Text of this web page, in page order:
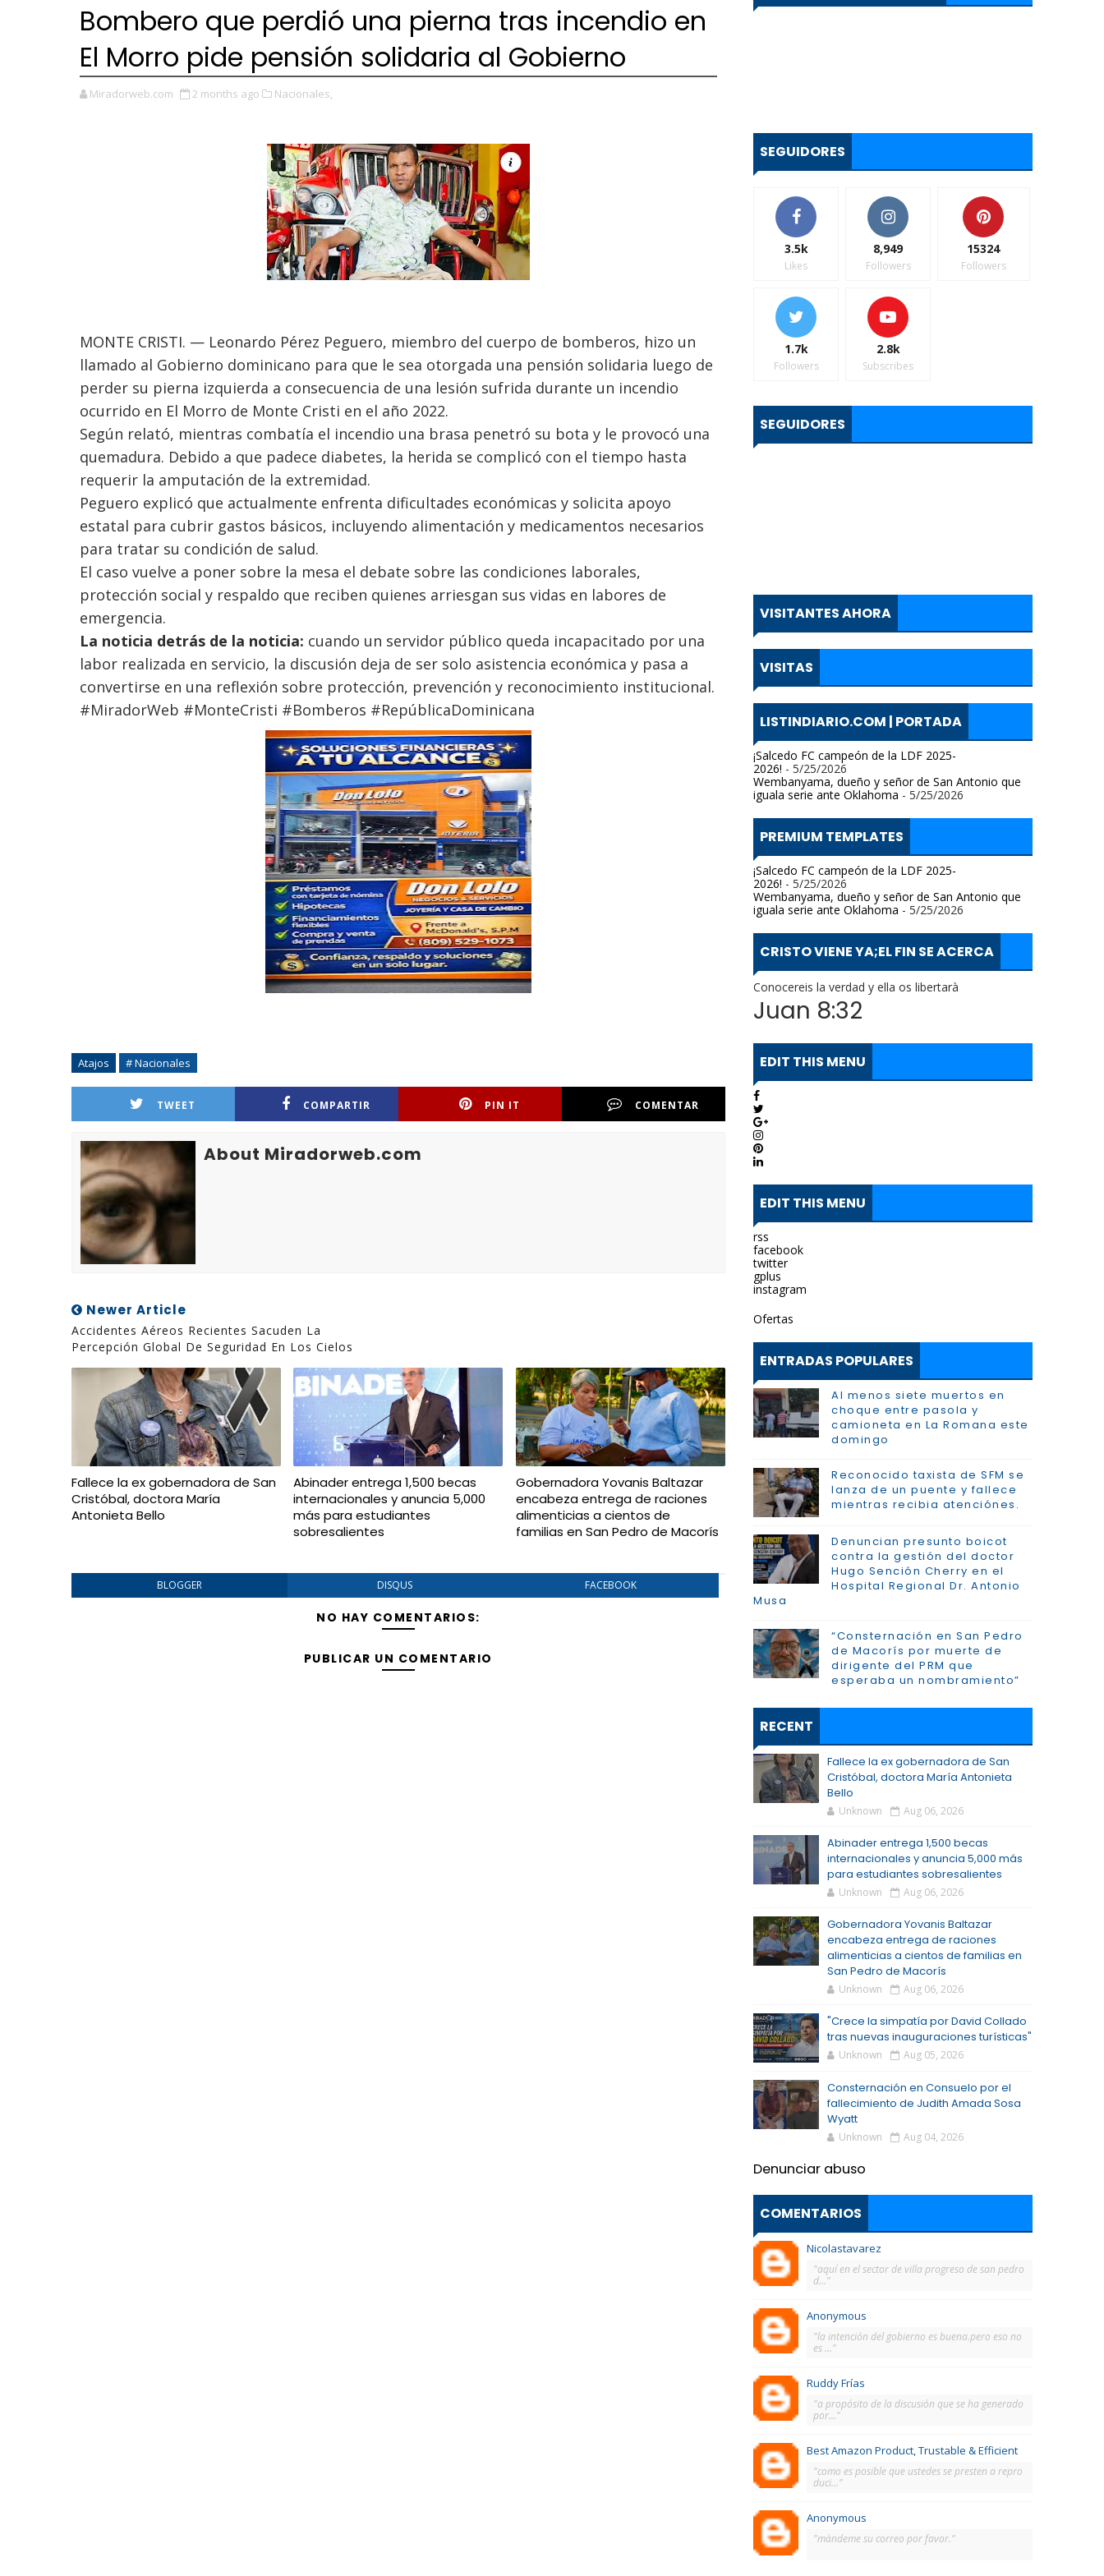
Bombero que perdió una pierna tras incendio en
El Morro pide pensión solidaria al Gobierno
Miradorweb.com 2 months ago Nacionales,
MONTE CRISTI. — Leonardo Pérez Peguero, miembro del cuerpo de bomberos, hizo un
llamado al Gobierno dominicano para que le sea otorgada una pensión solidaria luego de
perder su pierna izquierda a consecuencia de una lesión sufrida durante un incendio
ocurrido en El Morro de Monte Cristi en el año 2022.
Según relató, mientras combatía el incendio una brasa penetró su bota y le provocó una
quemadura. Debido a que padece diabetes, la herida se complicó con el tiempo hasta
requerir la amputación de la extremidad.
Peguero explicó que actualmente enfrenta dificultades económicas y solicita apoyo
estatal para cubrir gastos básicos, incluyendo alimentación y medicamentos necesarios
para tratar su condición de salud.
El caso vuelve a poner sobre la mesa el debate sobre las condiciones laborales,
protección social y respaldo que reciben quienes arriesgan sus vidas en labores de
emergencia.
La noticia detrás de la noticia: cuando un servidor público queda incapacitado por una
labor realizada en servicio, la discusión deja de ser solo asistencia económica y pasa a
convertirse en una reflexión sobre protección, prevención y reconocimiento institucional.
#MiradorWeb #MonteCristi #Bomberos #RepúblicaDominicana
Atajos # Nacionales
TWEET COMPARTIR PIN IT COMENTAR
About Miradorweb.com
Newer Article
Accidentes Aéreos Recientes Sacuden La
Percepción Global De Seguridad En Los Cielos
Fallece la ex gobernadora de San
Cristóbal, doctora María
Antonieta Bello
Abinader entrega 1,500 becas
internacionales y anuncia 5,000
más para estudiantes
sobresalientes
Gobernadora Yovanis Baltazar
encabeza entrega de raciones
alimenticias a cientos de
familias en San Pedro de Macorís
BLOGGER DISQUS FACEBOOK
NO HAY COMENTARIOS:
PUBLICAR UN COMENTARIO
SEGUIDORES
3.5k
Likes
8,949
Followers
15324
Followers
1.7k
Followers
2.8k
Subscribes
SEGUIDORES
VISITANTES AHORA
VISITAS
LISTINDIARIO.COM | PORTADA
¡Salcedo FC campeón de la LDF 2025-
2026! - 5/25/2026
Wembanyama, dueño y señor de San Antonio que
iguala serie ante Oklahoma - 5/25/2026
PREMIUM TEMPLATES
¡Salcedo FC campeón de la LDF 2025-
2026! - 5/25/2026
Wembanyama, dueño y señor de San Antonio que
iguala serie ante Oklahoma - 5/25/2026
CRISTO VIENE YA;EL FIN SE ACERCA
Conocereis la verdad y ella os libertarà
Juan 8:32
EDIT THIS MENU
EDIT THIS MENU
rss
facebook
twitter
gplus
instagram
Ofertas
ENTRADAS POPULARES
Al menos siete muertos en
choque entre pasola y
camioneta en La Romana este
domingo
Reconocido taxista de SFM se
lanza de un puente y fallece
mientras recibia atenciónes.
Denuncian presunto boicot
contra la gestión del doctor
Hugo Sención Cherry en el
Hospital Regional Dr. Antonio
Musa
“Consternación en San Pedro
de Macorís por muerte de
dirigente del PRM que
esperaba un nombramiento”
RECENT
Fallece la ex gobernadora de San
Cristóbal, doctora María Antonieta
Bello
Unknown Aug 06, 2026
Abinader entrega 1,500 becas
internacionales y anuncia 5,000 más
para estudiantes sobresalientes
Unknown Aug 06, 2026
Gobernadora Yovanis Baltazar
encabeza entrega de raciones
alimenticias a cientos de familias en
San Pedro de Macorís
Unknown Aug 06, 2026
"Crece la simpatía por David Collado
tras nuevas inauguraciones turísticas"
Unknown Aug 05, 2026
Consternación en Consuelo por el
fallecimiento de Judith Amada Sosa
Wyatt
Unknown Aug 04, 2026
Denunciar abuso
COMENTARIOS
Nicolastavarez
"aquí en el sector de villa progreso de san pedro
d..."
Anonymous
"la intención del gobierno es buena.pero eso no
es ..."
Ruddy Frías
"a propósito de la discusión que se ha generado
por..."
Best Amazon Product, Trustable & Efficient
"como es posible que ustedes se presten a repro
duci..."
Anonymous
"màndeme su correo por favor."